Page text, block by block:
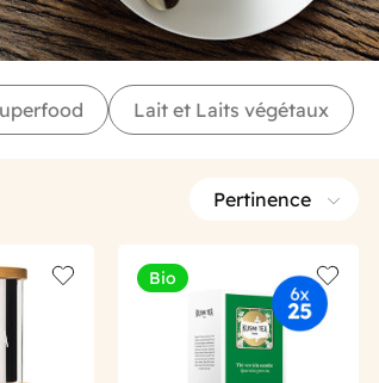
Lait et Laits végétaux
Pertinence
Add to wishlist
Bio
Add